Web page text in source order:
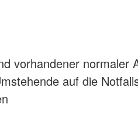
vorhandener normaler
auf die